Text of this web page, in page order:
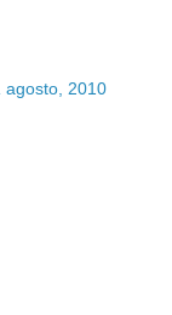
agosto, 2010